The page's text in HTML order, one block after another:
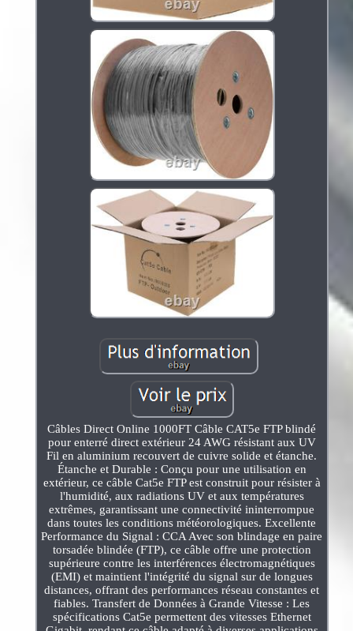
Câbles Direct Online 1000FT Câble CAT5e FTP blindé
pour enterré direct extérieur 24 AWG résistant aux UV
Fil en aluminium recouvert de cuivre solide et étanche.
Étanche et Durable : Conçu pour une utilisation en
extérieur, ce câble Cat5e FTP est construit pour résister à
l'humidité, aux radiations UV et aux températures
extrêmes, garantissant une connectivité ininterrompue
dans toutes les conditions météorologiques. Excellente
Performance du Signal : CCA Avec son blindage en paire
torsadée blindée (FTP), ce câble offre une protection
supérieure contre les interférences électromagnétiques
(EMI) et maintient l'intégrité du signal sur de longues
distances, offrant des performances réseau constantes et
fiables. Transfert de Données à Grande Vitesse : Les
spécifications Cat5e permettent des vitesses Ethernet